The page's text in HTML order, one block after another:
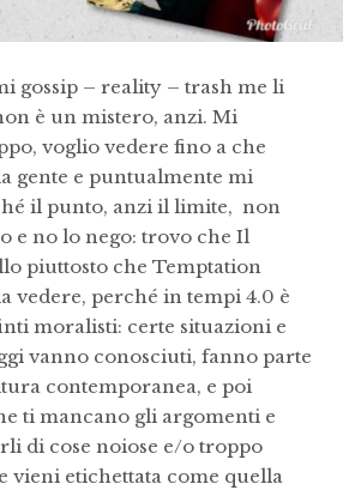
gossip – reality – trash me li
è un mistero, anzi. Mi
voglio vedere fino a che
gente e puntualmente mi
il punto, anzi il limite, non
e no lo nego: trovo che Il
piuttosto che Temptation
vedere, perché in tempi 4.0 è
moralisti: certe situazioni e
vanno conosciuti, fanno parte
contemporanea, e poi
ti mancano gli argomenti e
di cose noiose e/o troppo
vieni etichettata come quella